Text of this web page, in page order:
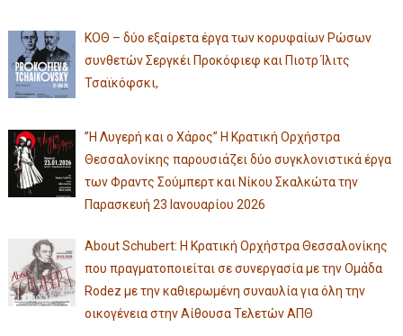
ΚΟΘ – δύο εξαίρετα έργα των κορυφαίων Ρώσων
συνθετών Σεργκέι Προκόφιεφ και Πιοτρ Ίλιτς
Τσαϊκόφσκι,
”Η Λυγερή και ο Χάρος” Η Κρατική Ορχήστρα
Θεσσαλονίκης παρουσιάζει δύο συγκλονιστικά έργα
των Φραντς Σούμπερτ και Νίκου Σκαλκώτα την
Παρασκευή 23 Ιανουαρίου 2026
About Schubert: Η Κρατική Ορχήστρα Θεσσαλονίκης
που πραγματοποιείται σε συνεργασία με την Ομάδα
Rodez με την καθιερωμένη συναυλία για όλη την
οικογένεια στην Αίθουσα Τελετών ΑΠΘ